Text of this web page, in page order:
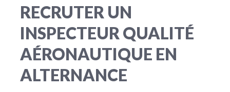
RECRUTER UN
INSPECTEUR QUALITÉ
AÉRONAUTIQUE EN
ALTERNANCE